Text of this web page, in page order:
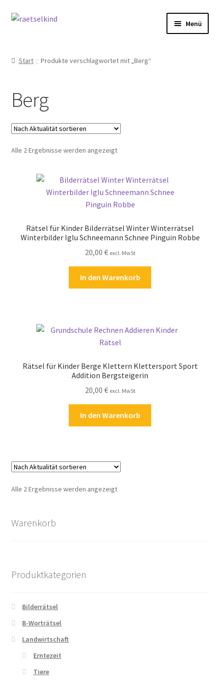
Zur
Zum
Menü
Cookie-Richtlinie (EU)
Datenschutzbelehrung
Echtheit von Bewertungen
Kasse
Zahlungsarten
Start Produkte verschlagwortet mit „Berg“
Berg
Alle 2 Ergebnisse werden angezeigtNach
Rätsel für Kinder Bilderrätsel Winter Winterrätsel
Winterbilder Iglu Schneemann Schnee Pinguin Robbe
20,00 € excl. MwSt
In den Warenkorb
Rätsel für Kinder Berge Klettern Klettersport Sport
Addition Bergsteigerin
20,00 € excl. MwSt
In den Warenkorb
Alle 2 Ergebnisse werden angezeigtNach
Warenkorb
Produktkategorien
Bilderrätsel
B-Worträtsel
Landwirtschaft
Erntezeit
Tiere